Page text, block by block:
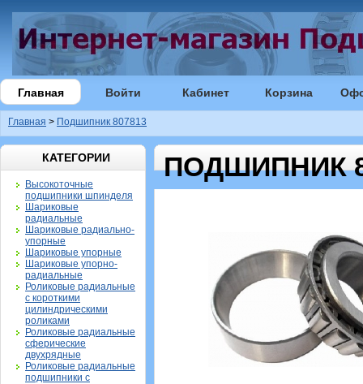
Главная Войти Кабинет Корзина
Главная > Подшипник 807813
КАТЕГОРИИ
Высокоточные
подшипники шпинделя
Шариковые
радиальные
Шариковые радиально-
упорные
Шариковые упорные
Шариковые упорно-
радиальные
Роликовые радиальные
с короткими
цилиндрическими
роликами
Роликовые радиальные
сферические
двухрядные
Роликовые радиальные
подшипники с
ПОДШИПНИК